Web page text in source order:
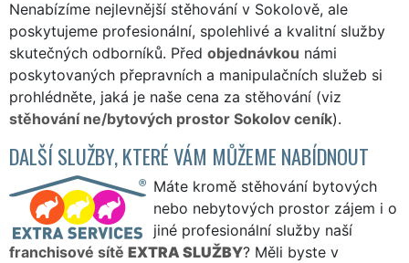
Nenabízíme nejlevnější stěhování v Sokolově, ale
poskytujeme profesionální, spolehlivé a kvalitní služby
skutečných odborníků. Před objednávkou námi
poskytovaných přepravních a manipulačních služeb si
prohlédněte, jaká je naše cena za stěhování (viz
stěhování ne/bytových prostor Sokolov ceník).
DALŠÍ SLUŽBY, KTERÉ VÁM MŮŽEME NABÍDNOUT
Máte kromě stěhování bytových
nebo nebytových prostor zájem i o
jiné profesionální služby naší
franchisové sítě EXTRA SLUŽBY? Měli byste v